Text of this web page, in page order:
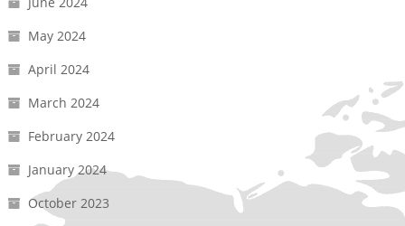
May 2024
April 2024
March 2024
February 2024
January 2024
October 2023